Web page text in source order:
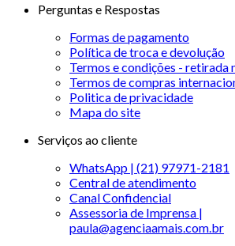
Perguntas e Respostas
Formas de pagamento
Política de troca e devolução
Termos e condições - retirada
Termos de compras
Politica de privacidade
Mapa do site
Serviços ao cliente
WhatsApp | (21) 97971-2181
Central de atendimento
Canal Confidencial
Assessoria de Imprensa |
paula@agenciaamais.com.br